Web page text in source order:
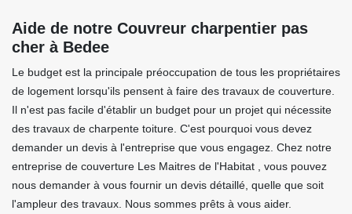
Aide de notre Couvreur charpentier pas
cher à Bedee
Le budget est la principale préoccupation de tous les propriétaires
de logement lorsqu'ils pensent à faire des travaux de couverture.
Il n'est pas facile d'établir un budget pour un projet qui nécessite
des travaux de charpente toiture. C'est pourquoi vous devez
demander un devis à l'entreprise que vous engagez. Chez notre
entreprise de couverture Les Maitres de l'Habitat , vous pouvez
nous demander à vous fournir un devis détaillé, quelle que soit
l'ampleur des travaux. Nous sommes prêts à vous aider.